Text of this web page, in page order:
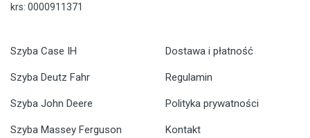
krs: 0000911371
Szyba Case IH
Szyba Deutz Fahr
Szyba John Deere
Szyba Massey Ferguson
Dostawa i płatność
Regulamin
Polityka prywatności
Kontakt